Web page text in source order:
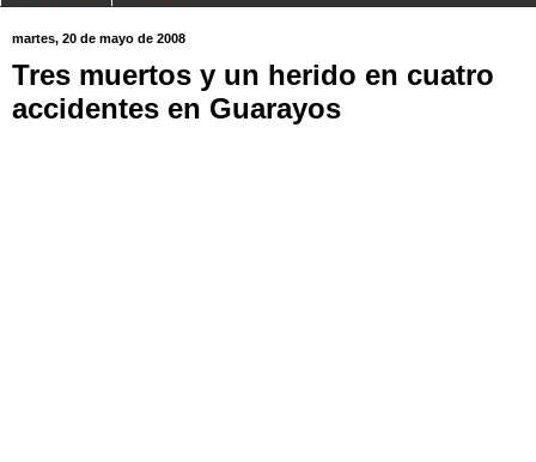
martes, 20 de mayo de 2008
Tres muertos y un herido en cuatro
accidentes en Guarayos